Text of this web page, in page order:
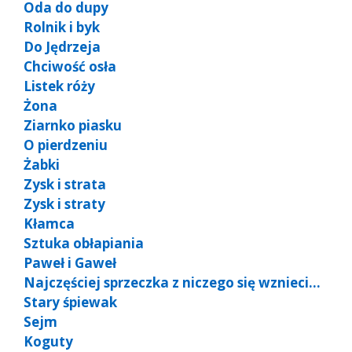
Oda do dupy
Rolnik i byk
Do Jędrzeja
Chciwość osła
Listek róży
Żona
Ziarnko piasku
O pierdzeniu
Żabki
Zysk i strata
Zysk i straty
Kłamca
Sztuka obłapiania
Paweł i Gaweł
Najczęściej sprzeczka z niczego się wznieci…
Stary śpiewak
Sejm
Koguty